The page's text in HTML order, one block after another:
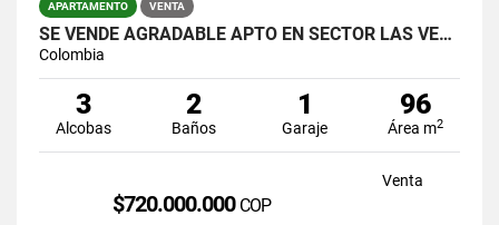
APARTAMENTO VENTA
SE VENDE AGRADABLE APTO EN SECTOR LAS VEGAS,CERCA A JUMBO.
Colombia
3
Alcobas
2
Baños
1
Garaje
96
Área m2
Venta
$720.000.000 COP